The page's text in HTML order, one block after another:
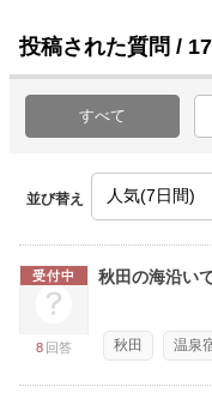
投稿された質問 /
すべて
並び替え
受付中
8 回答
秋田の海沿い
秋田 温泉